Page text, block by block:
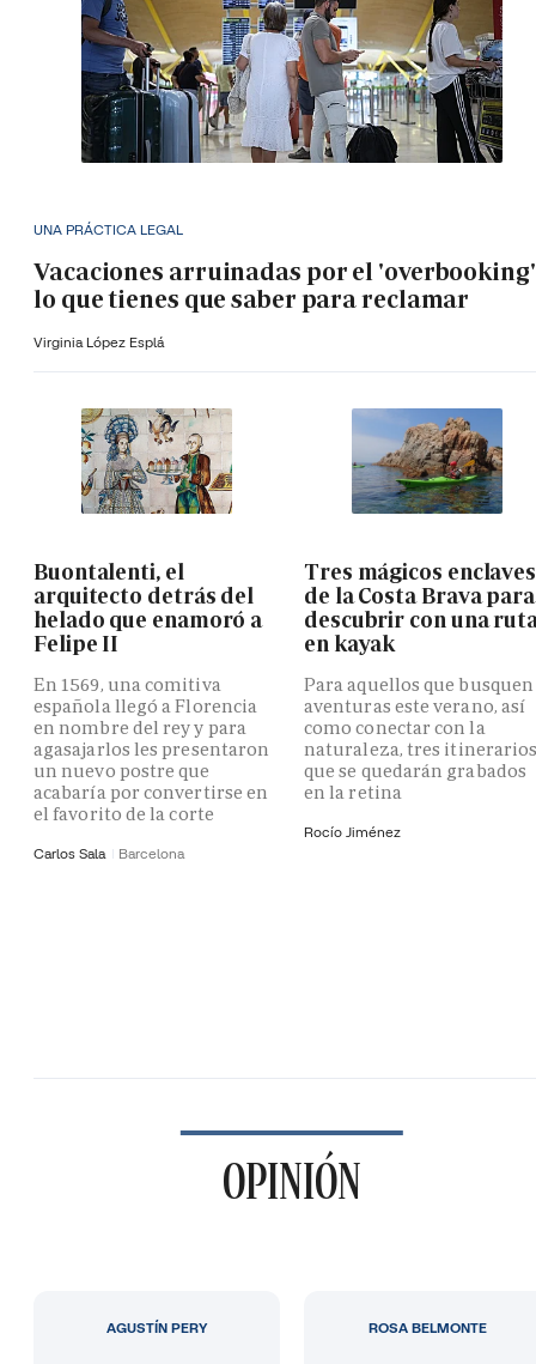
UNA PRÁCTICA LEGAL
Vacaciones arruinadas por el
lo que tienes que saber para reclamar
Virginia López Esplá
Buontalenti, el
arquitecto detrás del
helado que enamoró a
Felipe II
En 1569, una comitiva
española llegó a Florencia
en nombre del rey y para
agasajarlos les presentaron
un nuevo postre que
acabaría por convertirse en
el favorito de la corte
Carlos Sala Barcelona
Tres mágicos enclaves
de la Costa Brava para
descubrir con una
en kayak
Para aquellos que busquen
aventuras este verano, así
como conectar con la
naturaleza, tres
que se quedarán grabados
en la retina
Rocío Jiménez
OPINIÓN
AGUSTÍN PERY ROSA BELMONTE